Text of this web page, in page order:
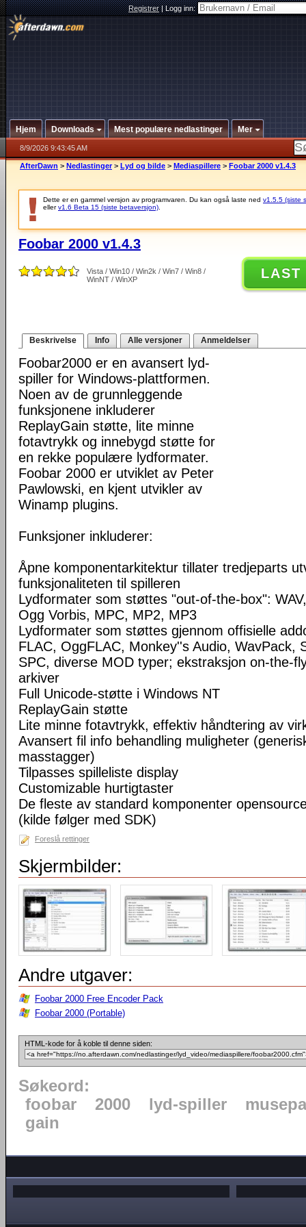
Registrer|Logg inn:
Hjem Downloads Mest populære nedlastinger Mer
8/9/2026 9:43:45 AM
AfterDawn > Nedlastinger > Lyd og bilde > Mediaspillere > Foobar 2000 v1.4.3
Dette er en gammel versjon av programvaren. Du kan også laste ned v1.5.5 (siste
ellerv1.6 Beta 15 (siste betaversjon)
Foobar 2000 v1.4.3
Vista / Win10 / Win2k / Win7 / Win8 /
WinNT / WinXP
LAST
Beskrivelse Info Alle versjoner Anmeldelser
Foobar2000 er en avansert lyd-
spiller for Windows-plattformen.
Noen av de grunnleggende
funksjonene inkluderer
ReplayGain støtte, lite minne
fotavtrykk og innebygd støtte for
en rekke populære lydformater.
Foobar 2000 er utviklet av Peter
Pawlowski, en kjent utvikler av
Winamp plugins.
Funksjoner inkluderer:
Åpne komponentarkitektur tillater tredjeparts
funksjonaliteten til spilleren
Lydformater som støttes "out-of-the-box":
Ogg Vorbis, MPC, MP2, MP3
Lydformater som støttes gjennom offisielle
FLAC, OggFLAC, Monkey''s Audio, WavPack,
SPC, diverse MOD typer; ekstraksjon on-the-
arkiver
Full Unicode-støtte i Windows NT
ReplayGain støtte
Lite minne fotavtrykk, effektiv håndtering av
Avansert fil info behandling muligheter
masstagger)
Tilpasses spilleliste display
Customizable hurtigtaster
De fleste av standard komponenter
(kilde følger med SDK)
Foreslå rettinger
Skjermbilder:
Andre utgaver:
Foobar 2000 Free Encoder Pack
Foobar 2000 (Portable)
HTML-kode for å koble til denne siden:
Søkeord:
foobar
2000 lyd-spiller
gain